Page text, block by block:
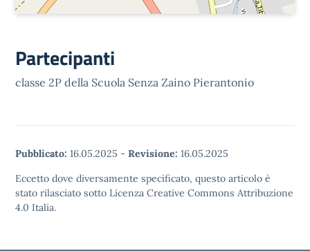
Partecipanti
classe 2P della Scuola Senza Zaino Pierantonio
Pubblicato: 16.05.2025 - Revisione: 16.05.2025
Eccetto dove diversamente specificato, questo articolo è
stato rilasciato sotto Licenza Creative Commons Attribuzione
4.0 Italia.